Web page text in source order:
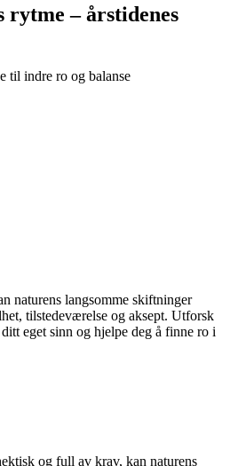
– årstidenes
til indre ro og balanse
naturens langsomme skiftninger
tilstedeværelse og aksept. Utforsk
eget sinn og hjelpe deg å finne ro i
og full av krav, kan naturens